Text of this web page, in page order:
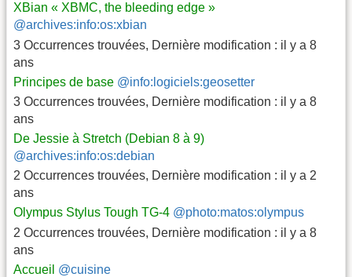
XBian « XBMC, the bleeding edge »
@archives:info:os:xbian
3 Occurrences trouvées, Dernière modification : il y a 8
ans
Principes de base @info:logiciels:geosetter
3 Occurrences trouvées, Dernière modification : il y a 8
ans
De Jessie à Stretch (Debian 8 à 9)
@archives:info:os:debian
2 Occurrences trouvées, Dernière modification : il y a 2
ans
Olympus Stylus Tough TG-4 @photo:matos:olympus
2 Occurrences trouvées, Dernière modification : il y a 8
ans
Accueil @cuisine